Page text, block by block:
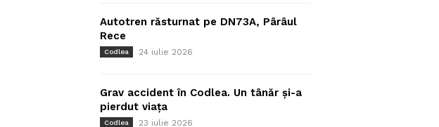
Autotren răsturnat pe DN73A, Pârâul
Rece
Codlea 24 iulie 2026
Grav accident în Codlea. Un tânăr și-a
pierdut viața
Codlea 23 iulie 2026